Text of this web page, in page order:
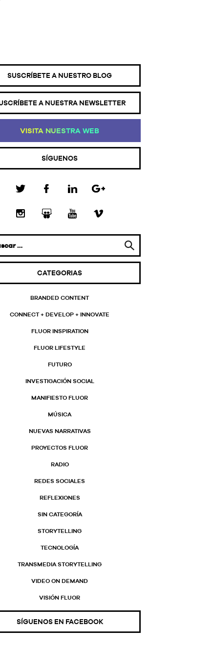
SUSCRÍBETE A NUESTRO BLOG
A NUESTRA NEWSLETTER
VISITA NUESTRA WEB
SÍGUENOS
CATEGORIAS
BRANDED CONTENT
CONNECT + DEVELOP + INNOVATE
FLUOR INSPIRATION
FLUOR LIFESTYLE
FUTURO
INVESTIGACIÓN SOCIAL
MANIFIESTO FLUOR
MÚSICA
NUEVAS NARRATIVAS
PROYECTOS FLUOR
RADIO
REDES SOCIALES
REFLEXIONES
SIN CATEGORÍA
STORYTELLING
TECNOLOGÍA
TRANSMEDIA STORYTELLING
VIDEO ON DEMAND
VISIÓN FLUOR
SÍGUENOS EN FACEBOOK